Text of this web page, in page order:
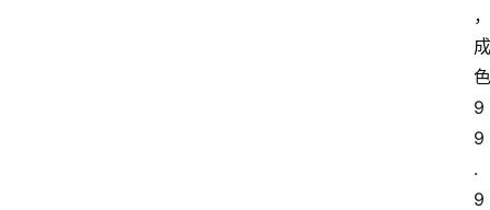
，
成
色
9
9
.
9